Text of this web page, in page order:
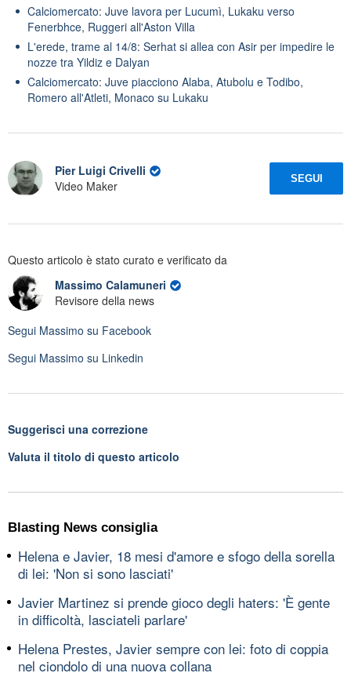
Calciomercato: Juve lavora per Lucumì, Lukaku verso
Fenerbhce, Ruggeri all'Aston Villa
L'erede, trame al 14/8: Serhat si allea con Asir per impedire le
nozze tra Yildiz e Dalyan
Calciomercato: Juve piacciono Alaba, Atubolu e Todibo,
Romero all'Atleti, Monaco su Lukaku
Pier Luigi Crivelli
Video Maker
SEGUI
Questo articolo è stato curato e verificato da
Massimo Calamuneri
Revisore della news
Segui Massimo su Facebook
Segui Massimo su Linkedin
Suggerisci una correzione
Valuta il titolo di questo articolo
Blasting News consiglia
Helena e Javier, 18 mesi d'amore e sfogo della sorella
di lei: 'Non si sono lasciati'
Javier Martinez si prende gioco degli haters: 'È gente
in difficoltà, lasciateli parlare'
Helena Prestes, Javier sempre con lei: foto di coppia
nel ciondolo di una nuova collana